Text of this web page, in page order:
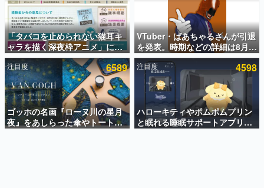
ゲームの企画書
名作ゲームクリエイターの方々に製作時のエピソードをお
聞きし、ヒットする企画（ゲーム）とは何か？を探ってい
きます。
赫本
この物語を解いてはいけない。『赫本』は、〈試験問題〉
の形をした短編ホラー小説集です。
新世代に訊く
これからのデジタルゲーム市場を担う若きクリエイター達
の姿を追い、彼らのルーツと情熱を探っていきます。
「タバコを止められない猫耳キ
ャラを描く深夜枠アニメ」に視
聴者の一部から批判意見。違法
薬物の使用と思しき描写も含め
て、BPOが議論を交わす
VTuber・ばあちゃるさんが引退
を発表。時期などの詳細は8月9
日15時からの配信で説明
注目度 6589
ゴッホの名画『ローヌ川の星月
夜』をあしらった傘やトートバ
ッグなどが登場。8月7日21時よ
注目度 4598
ハローキティやポムポムプリン
と眠れる睡眠サポートアプリ
『ゆめたび』が配信中。キャラ